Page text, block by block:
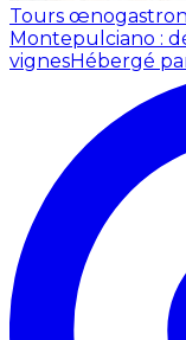
Tours
Montepulciano :
vignesHébergé